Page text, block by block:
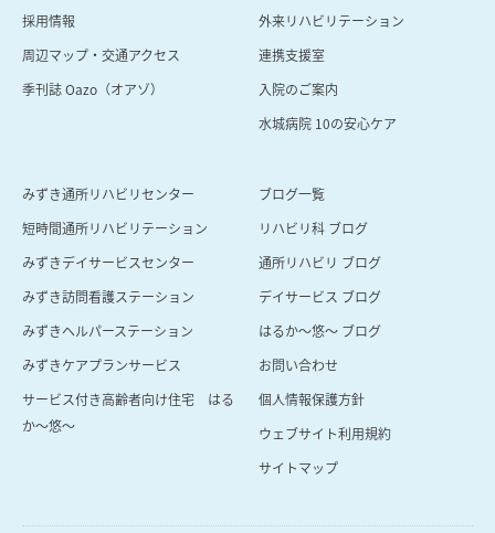
採用情報
周辺マップ・交通アクセス
季刊誌 Oazo（オアゾ）
外来リハビリテーション
連携支援室
⼊院のご案内
⽔城病院 10の安⼼ケア
みずき通所リハビリセンター
短時間通所リハビリテーション
みずきデイサービスセンター
みずき訪問看護ステーション
みずきヘルパーステーション
みずきケアプランサービス
サービス付き高齢者向け住宅 はる
か～悠～
ブログ一覧
リハビリ科 ブログ
通所リハビリ ブログ
デイサービス ブログ
はるか〜悠〜 ブログ
お問い合わせ
個人情報保護方針
ウェブサイト利用規約
サイトマップ